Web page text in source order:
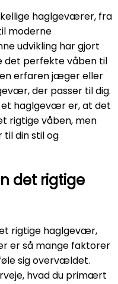
haglgeværer, fra
moderne
udvikling har gjort
perfekte våben til
erfaren jæger eller
der passer til dig.
haglgevær er, at det
rigtige våben, men
til din stil og
det rigtige
rigtige haglgevær,
er så mange faktorer
sig overvældet.
hvad du primært